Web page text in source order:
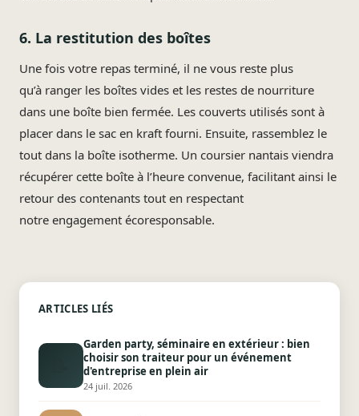
6. La restitution des boîtes
Une fois votre repas terminé, il ne vous reste plus
qu’à ranger les boîtes vides et les restes de nourriture
dans une boîte bien fermée. Les couverts utilisés sont à
placer dans le sac en kraft fourni. Ensuite, rassemblez le
tout dans la boîte isotherme. Un coursier nantais viendra
récupérer cette boîte à l’heure convenue, facilitant ainsi le
retour des contenants tout en respectant
notre engagement écoresponsable.
ARTICLES LIÉS
Garden party, séminaire en extérieur : bien
choisir son traiteur pour un événement
d'entreprise en plein air
24 juil. 2026